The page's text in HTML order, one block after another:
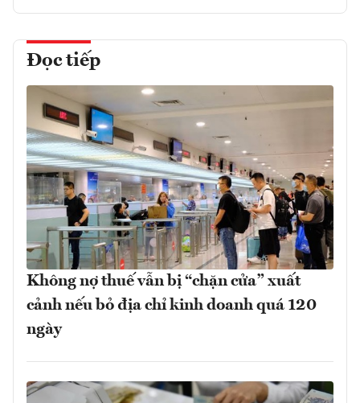
Đọc tiếp
Không nợ thuế vẫn bị “chặn cửa” xuất
cảnh nếu bỏ địa chỉ kinh doanh quá 120
ngày